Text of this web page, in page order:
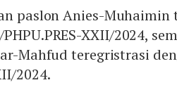
paslon Anies-Muhaimin
XXII/2024,
Mahfud teregristrasi
2024.